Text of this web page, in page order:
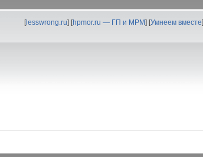
[lesswrong.ru] [hpmor.ru — ГП и МРМ] [Умнеем вместе